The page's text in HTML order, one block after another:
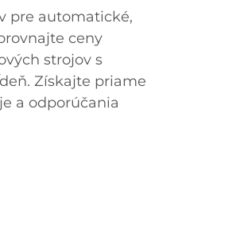
pre automatické,
ceny
strojov s
Získajte priame
a odporúčania